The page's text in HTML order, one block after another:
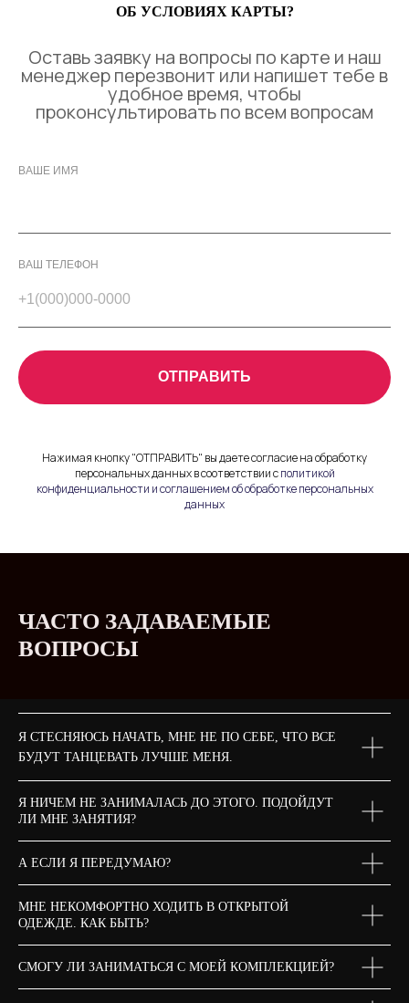
ОБ УСЛОВИЯХ КАРТЫ?
Оставь заявку на вопросы по карте и наш
менеджер перезвонит или напишет тебе в
удобное время, чтобы
проконсультировать по всем вопросам
ВАШЕ ИМЯ
ВАШ ТЕЛЕФОН
ОТПРАВИТЬ
Нажимая кнопку "ОТПРАВИТЬ" вы даете согласие на обработку
персональных данных в соответствии с политикой
конфиденциальности и соглашением об обработке персональных
данных
ЧАСТО ЗАДАВАЕМЫЕ
ВОПРОСЫ
Я СТЕСНЯЮСЬ НАЧАТЬ, МНЕ НЕ ПО СЕБЕ, ЧТО ВСЕ
БУДУТ ТАНЦЕВАТЬ ЛУЧШЕ МЕНЯ.
Я НИЧЕМ НЕ ЗАНИМАЛАСЬ ДО ЭТОГО. ПОДОЙДУТ
ЛИ МНЕ ЗАНЯТИЯ?
А ЕСЛИ Я ПЕРЕДУМАЮ?
МНЕ НЕКОМФОРТНО ХОДИТЬ В ОТКРЫТОЙ
ОДЕЖДЕ. КАК БЫТЬ?
СМОГУ ЛИ ЗАНИМАТЬСЯ С МОЕЙ КОМПЛЕКЦИЕЙ?